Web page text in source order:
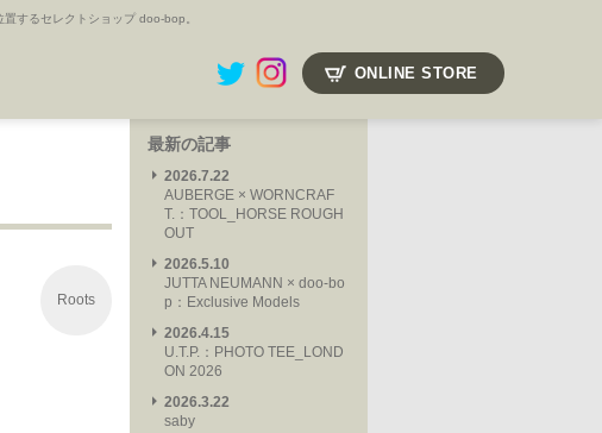
するセレクトショップ doo-bop。
ONLINE STORE
Roots
最新の記事
2026.7.22
AUBERGE × WORNCRAF
T.：TOOL_HORSE ROUGH
OUT
2026.5.10
JUTTA NEUMANN × doo-bo
p：Exclusive Models
2026.4.15
U.T.P.：PHOTO TEE_LOND
ON 2026
2026.3.22
saby